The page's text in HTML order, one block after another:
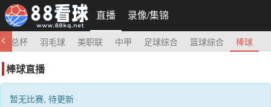
直播 录像/集锦
足总杯 羽毛球 美职联 中甲 足球综合 篮球综合 棒球
棒球直播
暂无比赛, 待更新